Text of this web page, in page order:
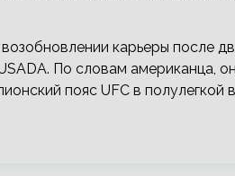
карьеры после
По словам американца,
пояс UFC в полулегкой